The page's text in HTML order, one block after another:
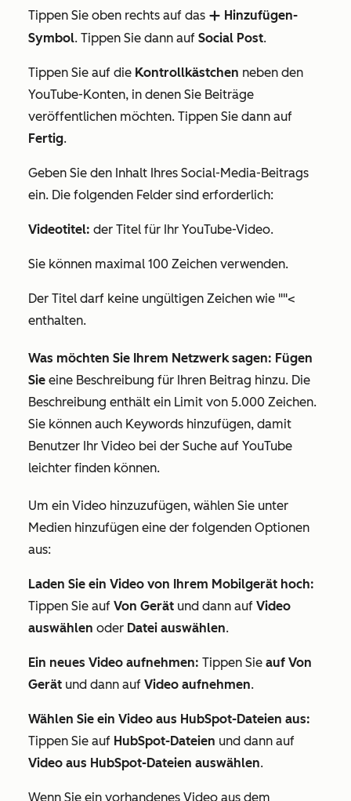
Tippen Sie oben rechts auf das add Hinzufügen-
Symbol. Tippen Sie dann auf Social Post.
Tippen Sie auf die Kontrollkästchen neben den
YouTube-Konten, in denen Sie Beiträge
veröffentlichen möchten. Tippen Sie dann auf
Fertig.
Geben Sie den Inhalt Ihres Social-Media-Beitrags
ein. Die folgenden Felder sind erforderlich:
Videotitel: der Titel für Ihr YouTube-Video.
Sie können maximal 100 Zeichen verwenden.
Der Titel darf keine ungültigen Zeichen wie ""<
enthalten.
Was möchten Sie Ihrem Netzwerk sagen: Fügen
Sie eine Beschreibung für Ihren Beitrag hinzu. Die
Beschreibung enthält ein Limit von 5.000 Zeichen.
Sie können auch Keywords hinzufügen, damit
Benutzer Ihr Video bei der Suche auf YouTube
leichter finden können.
Um ein Video hinzuzufügen, wählen Sie unter
Medien hinzufügen eine der folgenden Optionen
aus:
Laden Sie ein Video von Ihrem Mobilgerät hoch:
Tippen Sie auf Von Gerät und dann auf Video
auswählen oder Datei auswählen.
Ein neues Video aufnehmen: Tippen Sie auf Von
Gerät und dann auf Video aufnehmen.
Wählen Sie ein Video aus HubSpot-Dateien aus:
Tippen Sie auf HubSpot-Dateien und dann auf
Video aus HubSpot-Dateien auswählen.
Wenn Sie ein vorhandenes Video aus dem